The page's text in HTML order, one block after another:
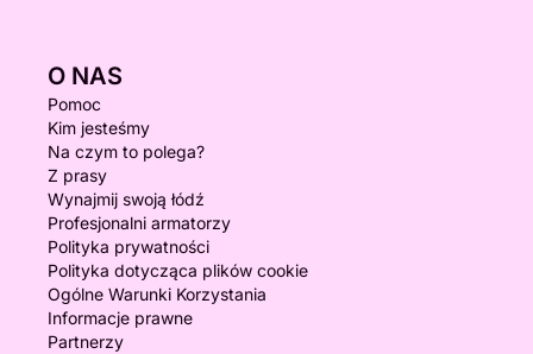
O NAS
Pomoc
Kim jesteśmy
Na czym to polega?
Z prasy
Wynajmij swoją łódź
Profesjonalni armatorzy
Polityka prywatności
Polityka dotycząca plików cookie
Ogólne Warunki Korzystania
Informacje prawne
Partnerzy